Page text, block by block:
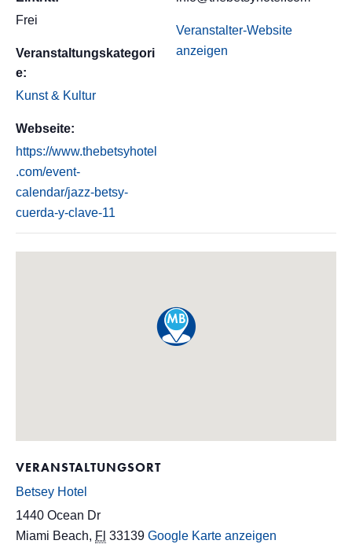
Frei
Veranstaltungskategori
e:
Kunst & Kultur
Webseite:
https://www.thebetsyhotel
.com/event-
calendar/jazz-betsy-
cuerda-y-clave-11
Veranstalter-Website
anzeigen
VERANSTALTUNGSORT
Betsey Hotel
1440 Ocean Dr
Miami Beach, Fl 33139 Google Karte anzeigen